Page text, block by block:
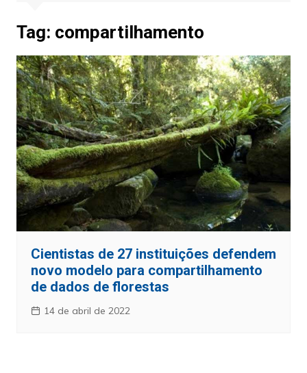
Tag: compartilhamento
Cientistas de 27 instituições defendem
novo modelo para compartilhamento
de dados de florestas
14 de abril de 2022